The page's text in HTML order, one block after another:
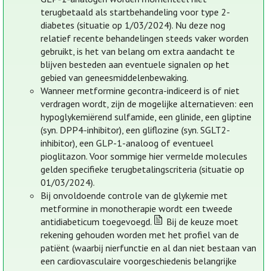
terugbetaald als startbehandeling voor type 2-
diabetes (situatie op 1/03/2024). Nu deze nog
relatief recente behandelingen steeds vaker worden
gebruikt, is het van belang om extra aandacht te
blijven besteden aan eventuele signalen op het
gebied van geneesmiddelenbewaking.
Wanneer metformine gecontra-indiceerd is of niet
verdragen wordt, zijn de mogelijke alternatieven: een
hypoglykemiërend sulfamide, een glinide, een gliptine
(syn. DPP4-inhibitor), een gliflozine (syn. SGLT2-
inhibitor), een GLP-1-analoog of eventueel
pioglitazon. Voor sommige hier vermelde molecules
gelden specifieke terugbetalingscriteria (situatie op
01/03/2024).
Bij onvoldoende controle van de glykemie met
metformine in monotherapie wordt een tweede
antidiabeticum toegevoegd.
Bij de keuze moet
rekening gehouden worden met het profiel van de
patiënt (waarbij nierfunctie en al dan niet bestaan van
een cardiovasculaire voorgeschiedenis belangrijke